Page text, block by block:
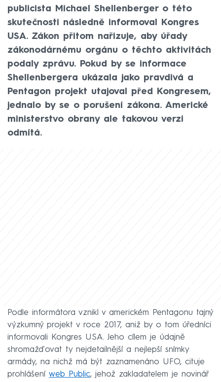
publicista Michael Shellenberger o této
skutečnosti následně informoval Kongres
USA. Zákon přitom nařizuje, aby úřady
zákonodárnému orgánu o těchto aktivitách
podaly zprávu. Pokud by se informace
Shellenbergera ukázala jako pravdivá a
Pentagon projekt utajoval před Kongresem,
jednalo by se o porušení zákona. Americké
ministerstvo obrany ale takovou verzi
odmítá.
Podle informátora vznikl v americkém Pentagonu tajný
výzkumný projekt v roce 2017, aniž by o tom úředníci
informovali Kongres USA. Jeho cílem je údajně
shromažďovat ty nejdetailnější a nejlepší snímky
armády, na nichž má být zaznamenáno UFO, cituje
prohlášení web Public, jehož zakladatelem je novinář